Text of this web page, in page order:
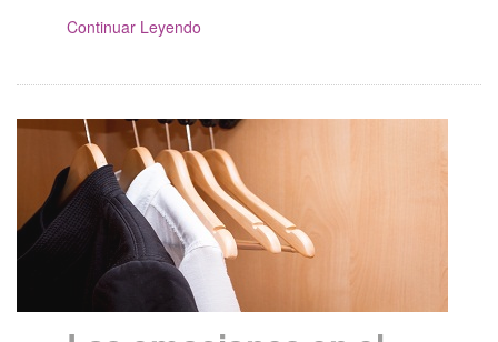
Continue Reading